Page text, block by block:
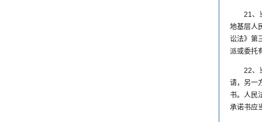
21、
地基层人
讼法》第
派或委托
22、
请，另一
书。人民
承诺书应